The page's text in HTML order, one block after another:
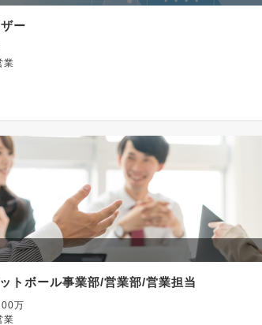
ー
業
トボール事業部/営業部/営業担当
〜800万
業